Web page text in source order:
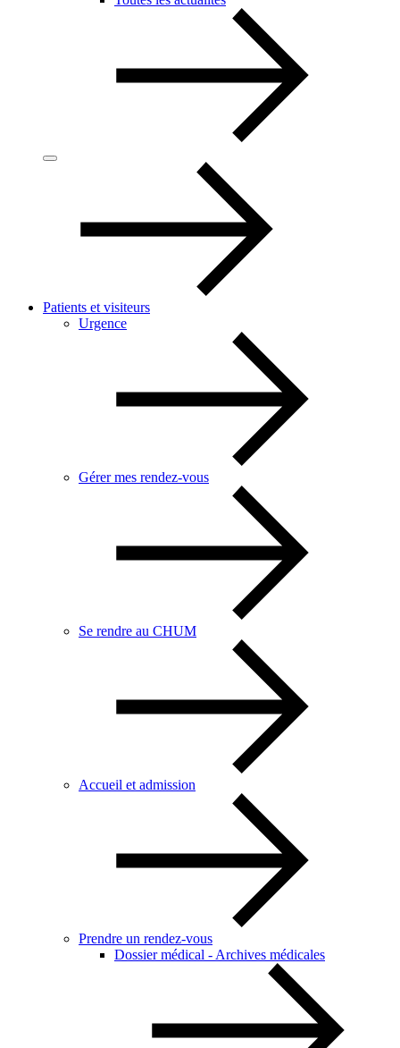
Patients et visiteurs
Urgence
Gérer mes rendez-vous
Se rendre au CHUM
Accueil et admission
Prendre un rendez-vous
Dossier médical - Archives médicales